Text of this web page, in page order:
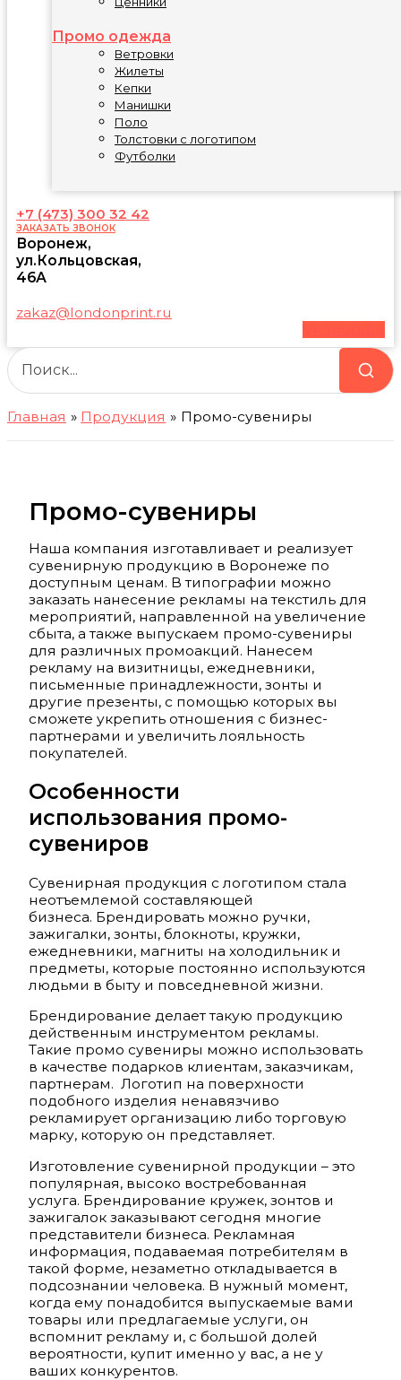
Промо одежда
Ветровки
Жилеты
Кепки
Манишки
Поло
Толстовки с логотипом
Футболки
+7 (473) 300 32 42
ЗАКАЗАТЬ ЗВОНОК
Воронеж,
ул.Кольцовская,
46А
zakaz@londonprint.ru
Главная Продукция Промо-сувениры
Промо-сувениры
Наша компания изготавливает и реализует
сувенирную продукцию в Воронеже по
доступным ценам. В типографии можно
заказать нанесение рекламы на текстиль для
мероприятий, направленной на увеличение
сбыта, а также выпускаем промо-сувениры
для различных промоакций. Нанесем
рекламу на визитницы, ежедневники,
письменные принадлежности, зонты и
другие презенты, с помощью которых вы
сможете укрепить отношения с бизнес-
партнерами и увеличить лояльность
покупателей.
Особенности
использования промо-
сувениров
Сувенирная продукция с логотипом стала
неотъемлемой составляющей
бизнеса. Брендировать можно ручки,
зажигалки, зонты, блокноты, кружки,
ежедневники, магниты на холодильник и
предметы, которые постоянно используются
людьми в быту и повседневной жизни.
Брендирование делает такую продукцию
действенным инструментом рекламы.
Такие промо сувениры можно использовать
в качестве подарков клиентам, заказчикам,
партнерам. Логотип на поверхности
подобного изделия ненавязчиво
рекламирует организацию либо торговую
марку, которую он представляет.
Изготовление сувенирной продукции – это
популярная, высоко востребованная
услуга. Брендирование кружек, зонтов и
зажигалок заказывают сегодня многие
представители бизнеса. Рекламная
информация, подаваемая потребителям в
такой форме, незаметно откладывается в
подсознании человека. В нужный момент,
когда ему понадобится выпускаемые вами
товары или предлагаемые услуги, он
вспомнит рекламу и, с большой долей
вероятности, купит именно у вас, а не у
ваших конкурентов.